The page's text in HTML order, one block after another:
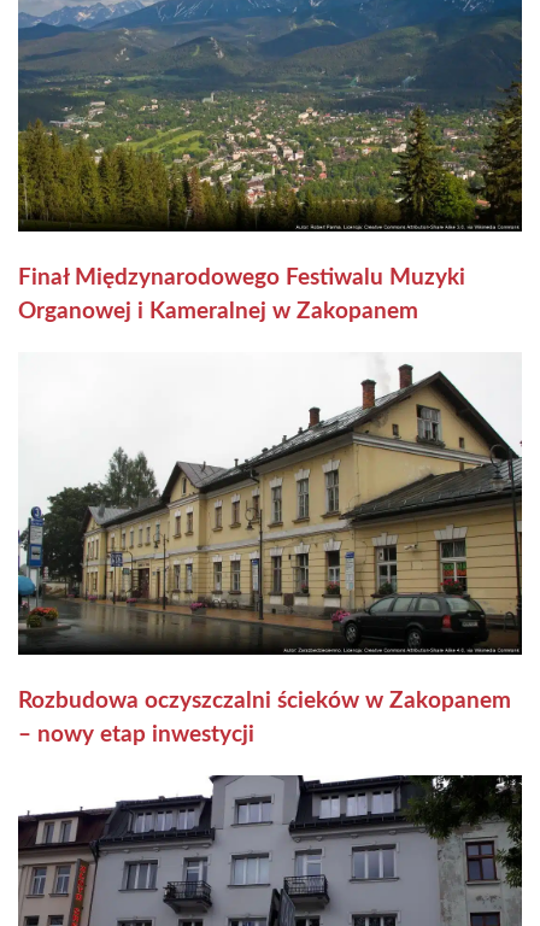
Finał Międzynarodowego Festiwalu Muzyki
Organowej i Kameralnej w Zakopanem
Rozbudowa oczyszczalni ścieków w Zakopanem
– nowy etap inwestycji